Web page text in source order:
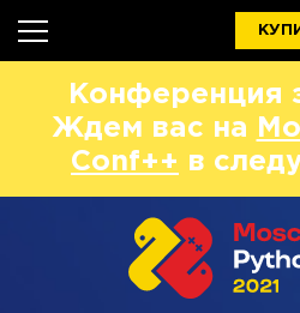
Конференция
Ждем вас на
Conf++ в